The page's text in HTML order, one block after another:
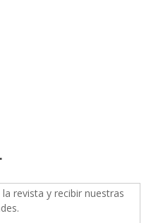
revista y recibir nuestras